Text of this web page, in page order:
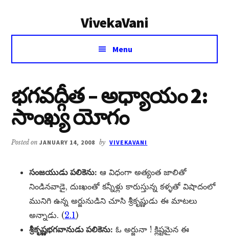
VivekaVani
Voice
Vivekananda
Menu
భగవద్గీత – అధ్యాయం 2:
సాంఖ్య యోగం
Posted onJANUARY 14, 2008 by VIVEKAVANI
సంజయుడు పలికెను: ఆ విధంగా అత్యంత జాలితో
నిండినవాడై, దుఃఖంతో కన్నీళ్లు కారుస్తున్న కళ్ళతో విషాదంలో
మునిగి ఉన్న అర్జునుడిని చూసి శ్రీకృష్ణుడు ఈ మాటలు
అన్నాడు. (2.1)
శ్రీకృష్ణభగవానుడు పలికెను: ఓ అర్జునా ! క్లిష్టమైన ఈ